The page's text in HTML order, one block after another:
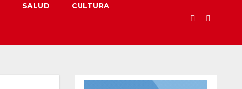
SALUD CULTURA